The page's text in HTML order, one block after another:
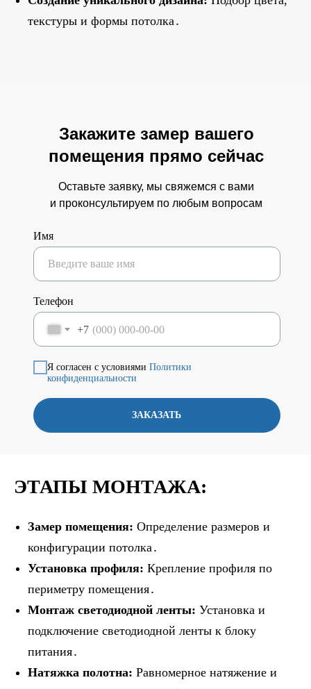
текстуры и формы потолка․
Закажите замер вашего
помещения прямо сейчас
Оставьте заявку, мы свяжемся с вами
и проконсультируем по любым вопросам
Имя
Телефон
+7
Я согласен с условиями Политики
конфиденциальности
ЗАКАЗАТЬ
ЭТАПЫ МОНТАЖА:
Замер помещения: Определение размеров и
конфигурации потолка․
Установка профиля: Крепление профиля по
периметру помещения․
Монтаж светодиодной ленты: Установка и
подключение светодиодной ленты к блоку
питания․
Натяжка полотна: Равномерное натяжение и